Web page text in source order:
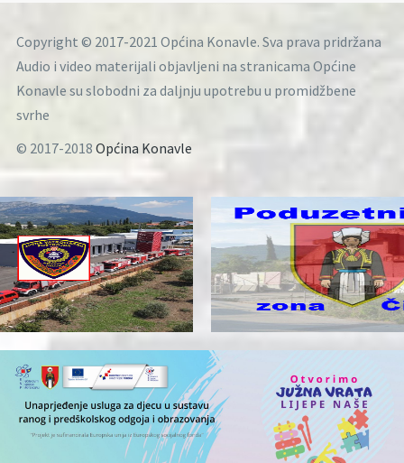
Copyright © 2017-2021 Općina Konavle. Sva prava pridržana
Audio i video materijali objavljeni na stranicama Općine
Konavle su slobodni za daljnju upotrebu u promidžbene
svrhe
© 2017-2018 Općina Konavle